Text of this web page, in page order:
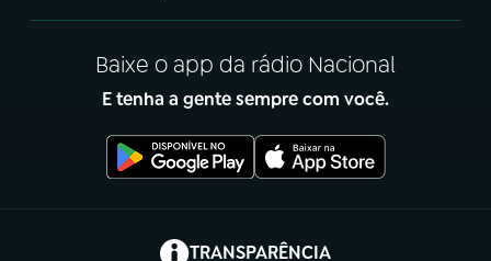
Baixe o app da rádio Nacional
E tenha a gente sempre com você.
TRANSPARÊNCIA
(abre em nova aba)